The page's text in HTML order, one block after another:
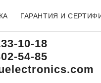
ГАРАНТИЯ И
10-18
54-85